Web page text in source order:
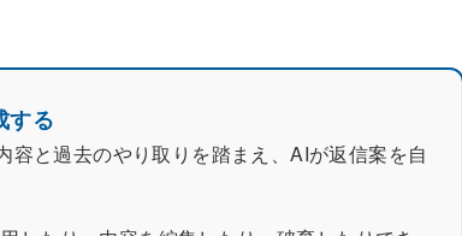
する
容と過去のやり取りを踏まえ、AIが返信案を自